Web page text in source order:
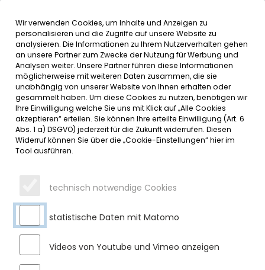
Inhalt der Seite anspringen
Informationen undMENÜ
SERVICE
VOLLSPERRUNG DER
KREISSTRASSE OA 6 IM BEREICH D
ES NEUEN KREISVERKEHRS G
EWERBEPARK/ ORTSTEIL SEE IN S
ULZBERG
Donnerstag, 25.09.2025
Der neu hergestellte Kreisverkehr im Bereich Gewerbeparkt/
Sulzberg-See muss aufgrund anstehender
Asphaltierungsarbeiten vollgesperrt werden. Eine Umleitung
über Sulzberg, Ried und Durach wird eingerichtet.
Wir verwenden Cookies, um Inhalte und Anzeigen zu
personalisieren und die Zugriffe auf unsere Website zu
analysieren. Die Informationen zu Ihrem Nutzerverhalten gehen
an unsere Partner zum Zwecke der Nutzung für Werbung und
Analysen weiter. Unsere Partner führen diese Informationen
möglicherweise mit weiteren Daten zusammen, die sie
unabhängig von unserer Website von Ihnen erhalten oder
gesammelt haben. Um diese Cookies zu nutzen, benötigen wir
Ihre Einwilligung welche Sie uns mit Klick auf „Alle Cookies
akzeptieren“ erteilen. Sie können Ihre erteilte Einwilligung (Art. 6
Abs. 1 a) DSGVO) jederzeit für die Zukunft widerrufen. Diesen
Widerruf können Sie über die „Cookie-Einstellungen“ hier im
Tool ausführen.
technisch notwendige Cookies
statistische Daten mit Matomo
Videos von Youtube und Vimeo anzeigen